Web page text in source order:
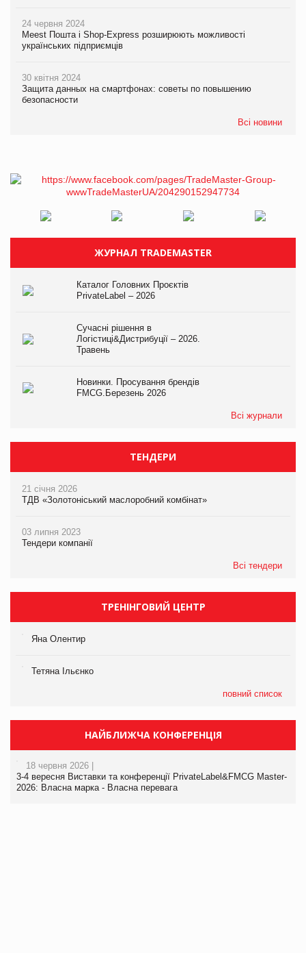
24 червня 2024
Meest Пошта і Shop-Express розширюють можливості
українських підприємців
30 квітня 2024
Защита данных на смартфонах: советы по повышению
безопасности
Всі новини
ЖУРНАЛ TRADEMASTER
Каталог Головних Проєктів
PrivateLabel – 2026
Сучасні рішення в
Логістиці&Дистрибуції – 2026.
Травень
Новинки. Просування брендів
FMCG.Березень 2026
Всі журнали
ТЕНДЕРИ
21 січня 2026
ТДВ «Золотоніський маслоробний комбінат»
03 липня 2023
Тендери компанії
Всі тендери
ТРЕНІНГОВИЙ ЦЕНТР
Яна Олентир
Тетяна Ільєнко
повний список
НАЙБЛИЖЧА КОНФЕРЕНЦІЯ
18 червня 2026 |
3-4 вересня Виставки та конференції PrivateLabel&FMCG Master-
2026: Власна марка - Власна перевага